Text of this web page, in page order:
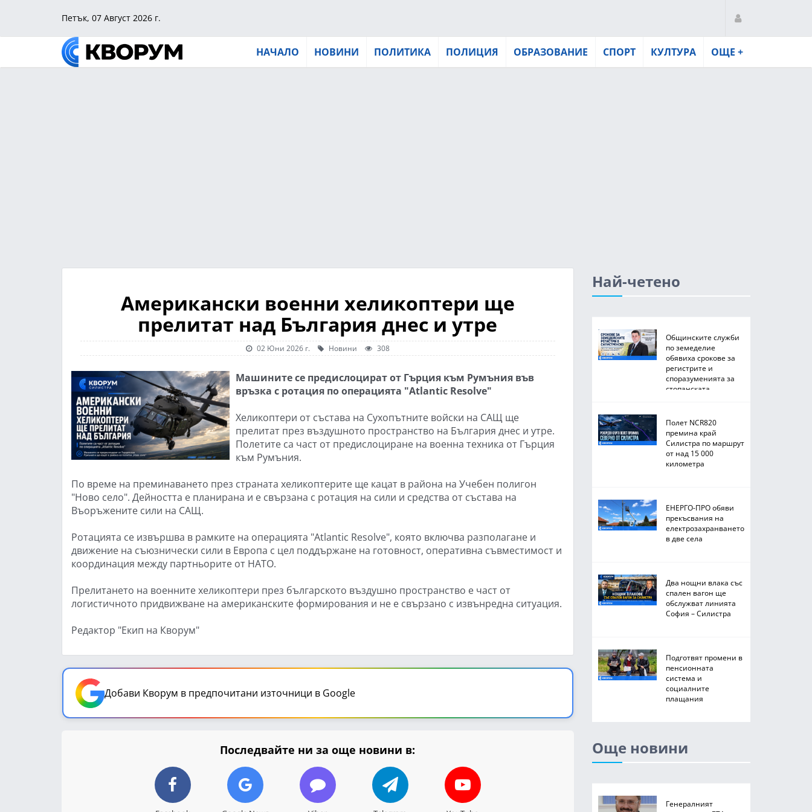
Петък, 07 Август 2026 г.
НАЧАЛО НОВИНИ ПОЛИТИКА ПОЛИЦИЯ ОБРАЗОВАНИЕ СПОРТ КУЛТУРА ОЩЕ +
Американски военни хеликоптери ще
прелитат над България днес и утре
02 Юни 2026 г. Новини 308
Машините се предислоцират от Гърция към Румъния във
връзка с ротация по операцията "Atlantic Resolve"
Хеликоптери от състава на Сухопътните войски на САЩ ще
прелитат през въздушното пространство на България днес и утре.
Полетите са част от предислоциране на военна техника от Гърция
към Румъния.
По време на преминаването през страната хеликоптерите ще кацат в района на Учебен полигон
"Ново село". Дейността е планирана и е свързана с ротация на сили и средства от състава на
Въоръжените сили на САЩ.
Ротацията се извършва в рамките на операцията "Atlantic Resolve", която включва разполагане и
движение на съюзнически сили в Европа с цел поддържане на готовност, оперативна съвместимост и
координация между партньорите от НАТО.
Прелитането на военните хеликоптери през българското въздушно пространство е част от
логистичното придвижване на американските формирования и не е свързано с извънредна ситуация.
Редактор "Екип на Кворум"
Добави Кворум в предпочитани източници в Google
Последвайте ни за още новини в:
Най-четено
Общинските служби
по земеделие
обявиха срокове за
регистрите и
споразуменията за
стопанската
Полет NCR820
премина край
Силистра по маршрут
от над 15 000
километра
ЕНЕРГО-ПРО обяви
прекъсвания на
електрозахранването
в две села
Два нощни влака със
спален вагон ще
обслужват линията
София – Силистра
Подготвят промени в
пенсионната
система и
социалните
плащания
Още новини
Генералният